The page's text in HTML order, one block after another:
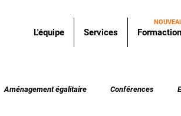
L'équipe Services
Aménagement égalitaire Conférences